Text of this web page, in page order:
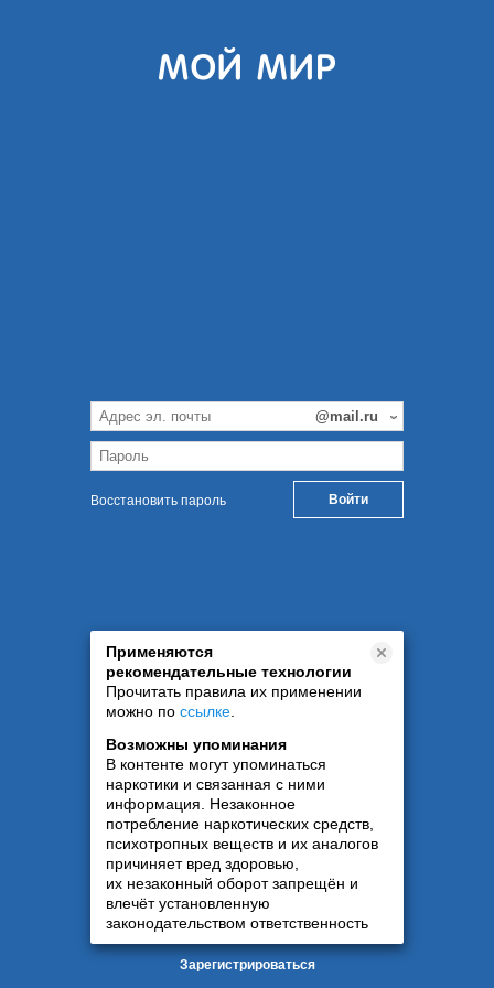
Восстановить пароль
Применяются
рекомендательные технологии
Прочитать правила их применении
можно по ссылке
Возможны упоминания
В контенте могут упоминаться
наркотики и связанная с ними
информация. Незаконное
потребление наркотических средств,
психотропных веществ и их аналогов
причиняет вред здоровью,
их незаконный оборот запрещён и
влечёт установленную
законодательством ответственность
Зарегистрироваться